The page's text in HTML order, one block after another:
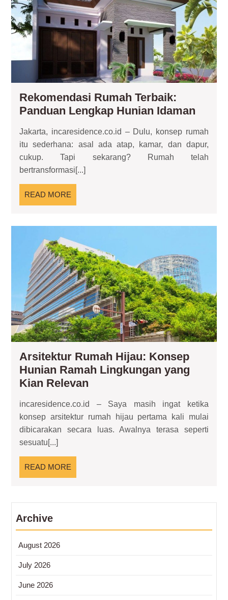
Rekomendasi Rumah Terbaik:
Panduan Lengkap Hunian Idaman
Jakarta, incaresidence.co.id – Dulu, konsep rumah
itu sederhana: asal ada atap, kamar, dan dapur,
cukup. Tapi sekarang? Rumah telah
bertransformasi[...]
READ MORE
MORE
Arsitektur Rumah Hijau: Konsep
Hunian Ramah Lingkungan yang
Kian Relevan
Hijau:
Konsep
Hunian
Relevan
incaresidence.co.id – Saya masih ingat ketika
konsep arsitektur rumah hijau pertama kali mulai
dibicarakan secara luas. Awalnya terasa seperti
sesuatu[...]
READ MORE
MORE
Archive
August 2026
July 2026
June 2026